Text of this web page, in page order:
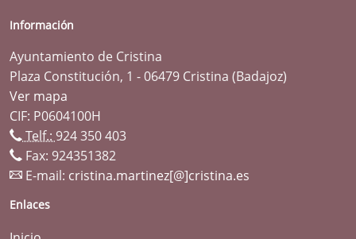
Información
Ayuntamiento de Cristina
Plaza Constitución, 1 - 06479 Cristina (Badajoz)
Ver mapa
CIF: P0604100H
Telf.: 924 350 403
Fax: 924351382
E-mail: cristina.martinez[@]cristina.es
Enlaces